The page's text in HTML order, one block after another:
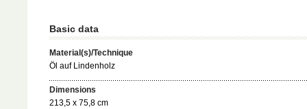
Basic data
Material(s)/Technique
Öl auf Lindenholz
Dimensions
213,5 x 75,8 cm